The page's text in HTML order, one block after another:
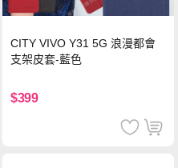
CITY VIVO Y31 5G 浪漫都會
支架皮套-藍色
$399